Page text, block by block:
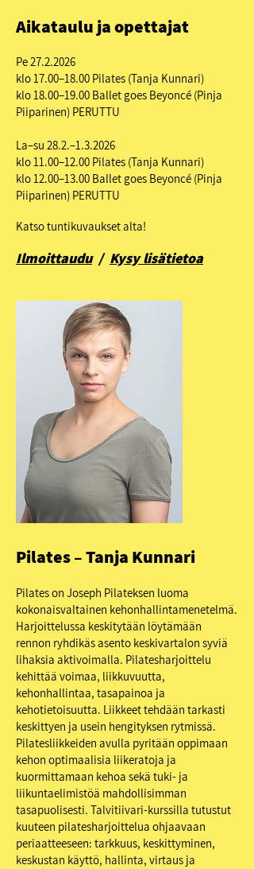
Aikataulu ja opettajat
Pe27.2.2026
klo 17.00–18.00 Pilates (Tanja Kunnari)
klo 18.00–19.00 Ballet goes Beyoncé (Pinja
Piiparinen) PERUTTU
La–su 28.2.–1.3.2026
klo 11.00–12.00 Pilates (Tanja Kunnari)
klo 12.00–13.00 Ballet goes Beyoncé (Pinja
Piiparinen) PERUTTU
Katso tuntikuvaukset alta!
Ilmoittaudu/ Kysy lisätietoa
Pilates – Tanja Kunnari
Pilateson Joseph Pilateksen luoma
kokonaisvaltainen kehonhallintamenetelmä.
Harjoittelussa keskitytään löytämään
rennon ryhdikäs asento keskivartalon syviä
lihaksia aktivoimalla. Pilatesharjoittelu
kehittää voimaa, liikkuvuutta,
kehonhallintaa, tasapainoa ja
kehotietoisuutta. Liikkeet tehdään tarkasti
keskittyen ja usein hengityksen rytmissä.
Pilatesliikkeiden avulla pyritään oppimaan
kehon optimaalisia liikeratoja ja
kuormittamaan kehoa sekä tuki- ja
liikuntaelimistöä mahdollisimman
tasapuolisesti. Talvitiivari-kurssilla tutustut
kuuteen pilatesharjoittelua ohjaavaan
periaatteeseen: tarkkuus, keskittyminen,
keskustan käyttö, hallinta, virtaus ja